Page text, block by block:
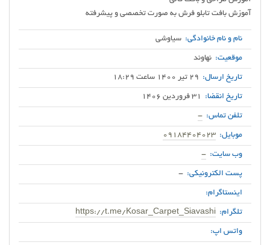
آموزش بافت تابلو فرش به صورت تخصصی و پیشرفته
نام و نام خانوادگی: سیاوشی
موقعیت: نهاوند
تاریخ ارسال: 29 تیر 1400 ساعت 18:29
تاریخ انقضا: 31 فروردین 1406
تلفن تماس: -
موبایل: 09184404023
وب سایت: -
پست الکترونیکی: -
اینستاگرام:
تلگرام: https://t.me/Kosar_Carpet_Siavashi
واتس اپ: